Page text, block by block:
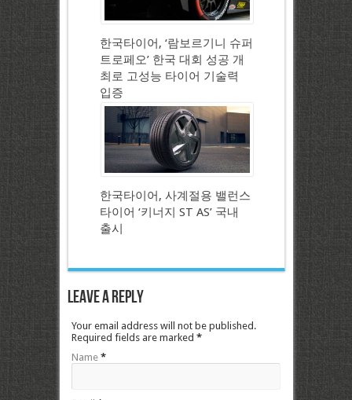
한국타이어, ‘람보르기니 슈퍼
트로페오’ 한국 대회 성공 개
최로 고성능 타이어 기술력
입증
한국타이어, 사계절용 밸런스
타이어 ‘키너지 ST AS’ 국내
출시
Leave a Reply
Your email address will not be published.
Required fields are marked *
Name *